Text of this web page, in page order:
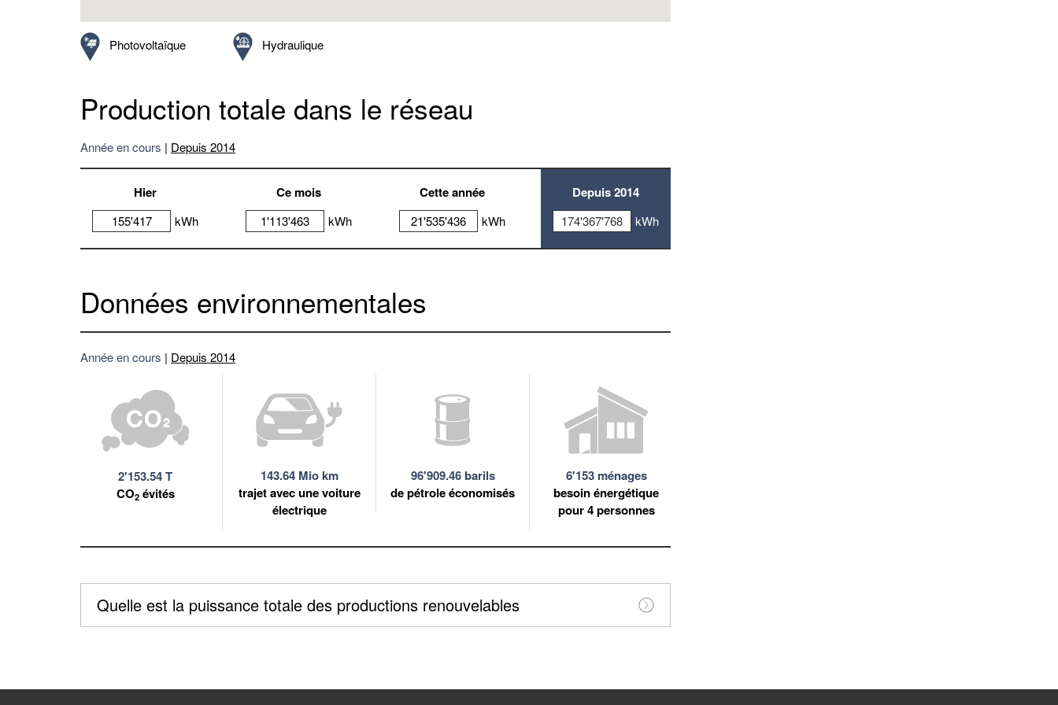
Photovoltaïque Hydraulique
Production totale dans le réseau
Année en cours | Depuis 2014
Hier
155'417 kWh
Ce mois
1'113'463 kWh
Cette année
21'535'436 kWh
Depuis 2014
174'367'768 kWh
Données environnementales
Année en cours | Depuis 2014
2'153.54 T
CO2évités
143.64 Mio km
trajet avec une voiture
électrique
96'909.46 barils
de pétrole économisés
6'153 ménages
besoin énergétique
pour 4 personnes
Quelle est la puissance totale des productions renouvelables